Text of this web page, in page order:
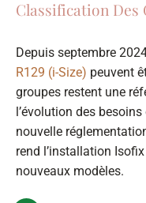
Classification Des
Depuis septembre
R129 (i-Size) peuvent
groupes restent une
l’évolution des
nouvelle
rend l’installation
nouveaux modèles.